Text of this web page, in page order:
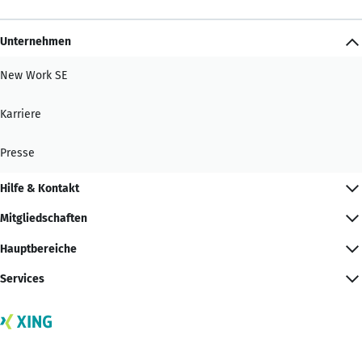
Unternehmen
New Work SE
Karriere
Presse
Hilfe & Kontakt
Mitgliedschaften
Hauptbereiche
Services